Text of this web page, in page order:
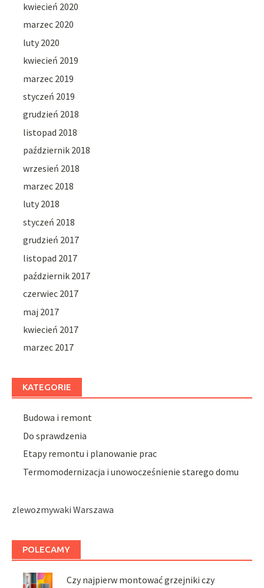
kwiecień 2020
marzec 2020
luty 2020
kwiecień 2019
marzec 2019
styczeń 2019
grudzień 2018
listopad 2018
październik 2018
wrzesień 2018
marzec 2018
luty 2018
styczeń 2018
grudzień 2017
listopad 2017
październik 2017
czerwiec 2017
maj 2017
kwiecień 2017
marzec 2017
KATEGORIE
Budowa i remont
Do sprawdzenia
Etapy remontu i planowanie prac
Termomodernizacja i unowocześnienie starego domu
zlewozmywaki Warszawa
POLECAMY
Czy najpierw montować grzejniki czy